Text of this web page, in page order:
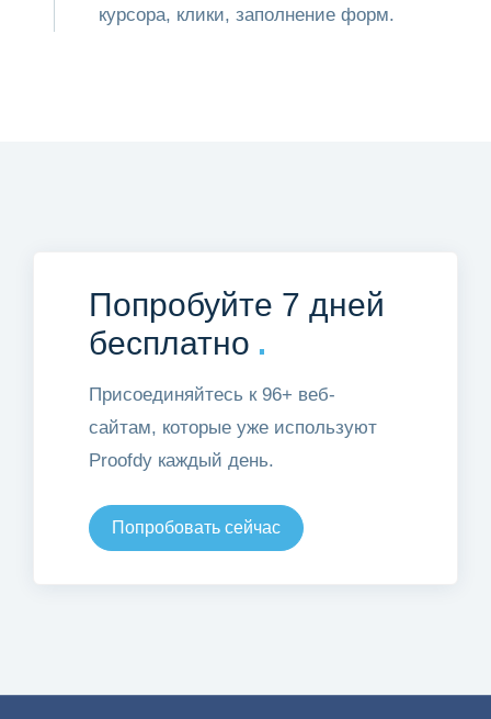
курсора, клики, заполнение форм.
Попробуйте 7 дней
бесплатно .
Присоединяйтесь к 96+ веб-
сайтам, которые уже используют
Proofdy каждый день.
Попробовать сейчас